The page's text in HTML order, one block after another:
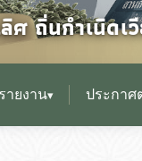
ศ ถิ่นกำเนิด
ายงาน▾ ประกาศ